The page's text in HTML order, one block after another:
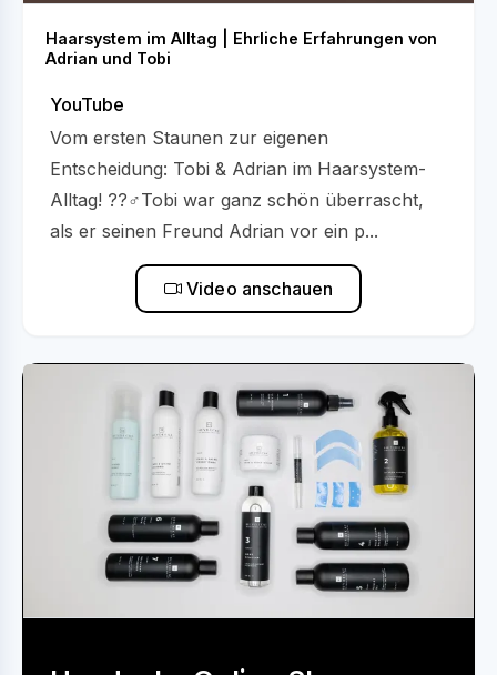
Haarsystem im Alltag | Ehrliche Erfahrungen von
Adrian und Tobi
YouTube
Vom ersten Staunen zur eigenen
Entscheidung: Tobi & Adrian im Haarsystem-
Alltag! ??‍♂️Tobi war ganz schön überrascht,
als er seinen Freund Adrian vor ein p...
Video anschauen